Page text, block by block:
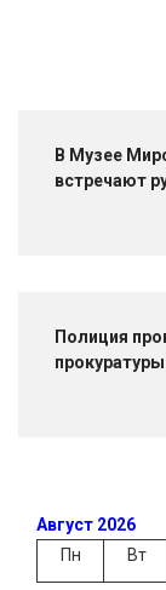
В Музее
встречают
Полиция
Август 2026
Пн
Вт